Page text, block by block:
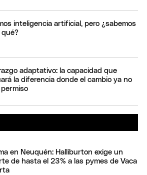
inteligencia artificial, pero ¿sabemos
qué?
adaptativo: la capacidad que
la diferencia donde el cambio ya no
en Neuquén: Halliburton exige un
de hasta el 23% a las pymes de Vaca